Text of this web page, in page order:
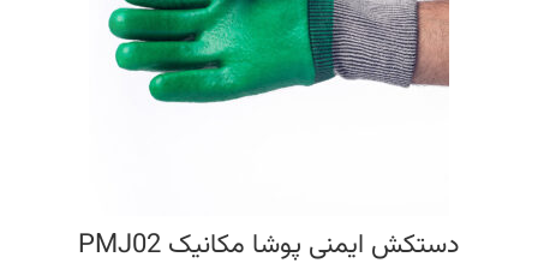
دستکش ایمنی پوشا مکانیک PMJ02